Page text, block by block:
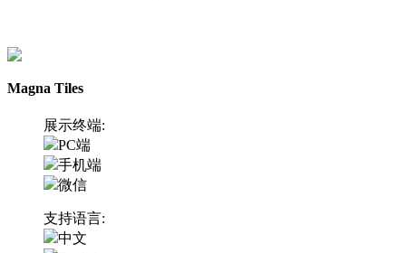
Magna Tiles
展示终端:
PC端
手机端
微信
支持语言:
中文